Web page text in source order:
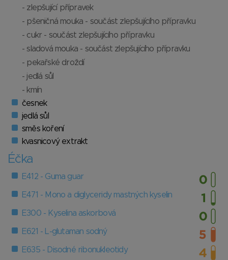
- zlepšující přípravek
- pšeničná mouka - součást zlepšujícího přípravku
- cukr - součást zlepšujícího přípravku
- sladová mouka - součást zlepšujícího přípravku
- pekařské droždí
- jedlá sůl
- kmín
česnek
jedlá sůl
směs koření
kvasnicový extrakt
Éčka
E412 - Guma guar
E471 - Mono a diglyceridy mastných kyselin
E300 - Kyselina askorbová
E621 - L-glutaman sodný
E635 - Disodné ribonukleotidy